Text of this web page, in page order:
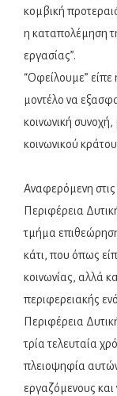
κομβική
η καταπολέμηση
εργασίας”.
“Οφείλουμε” είπε
μοντέλο να
κοινωνική
κοινωνικού
Αναφερόμενη
Περιφέρεια
τμήμα
κάτι, που όπως
κοινωνίας, αλλά
περιφερειακής
Περιφέρεια
τρία τελευταία
πλειοψηφία αυτών
εργαζόμενους